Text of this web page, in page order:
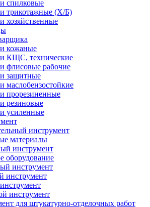
спилковые
трикотажные (Х/Б)
хозяйственные
кожаные
КЩС, технические
флисовые рабочие
защитные
маслобензостойкие
прорезиненные
резиновые
усиленные
инструмент
материалы
инструмент
оборудование
инструмент
инструмент
инструмент
для штукатурно-отделочных работ